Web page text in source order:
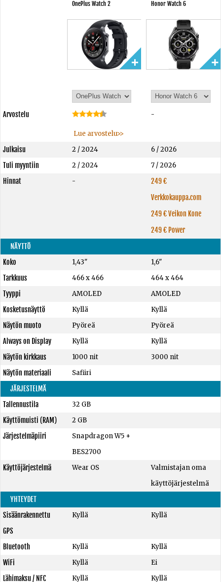
OnePlus Watch 2 Honor Watch 6
Arvostelu
Lue arvostelu>>
-
Julkaisu 2 / 2024
6 / 2026
Tuli myyntiin
2 / 2024
7 / 2026
Hinnat
-
249 €
Verkkokauppa.com
249 € Veikon Kone
249 € Power
NÄYTTÖ
Koko
1,43"
1,6"
Tarkkuus
466 x 466
464 x 464
Tyyppi
AMOLED
AMOLED
Kosketusnäyttö
Kyllä
Kyllä
Näytön muoto
Pyöreä
Pyöreä
Always on Display
Kyllä
Kyllä
Näytön kirkkaus
1000 nit
3000 nit
Näytön materiaali
Safiiri
JÄRJESTELMÄ
Tallennustila
32 GB
Käyttömuisti (RAM)
2 GB
Järjestelmäpiiri
Snapdragon W5 +
BES2700
Käyttöjärjestelmä
Wear OS
Valmistajan oma
käyttöjärjestelmä
YHTEYDET
Sisäänrakennettu
GPS
Kyllä Kyllä
Bluetooth Kyllä
Kyllä
WiFi
Kyllä
Ei
Lähimaksu / NFC
Kyllä Kyllä